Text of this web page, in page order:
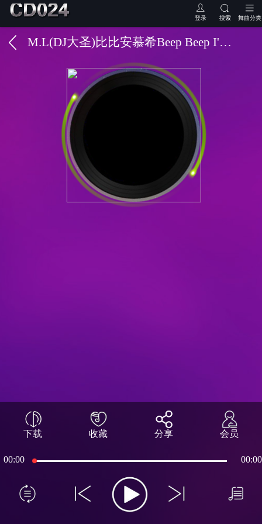
登录 搜索 舞曲分类
M.L(DJ大圣)比比安慕希Beep Beep I'm a Sheep
下载 收藏 分享 会员
00:00 00:00